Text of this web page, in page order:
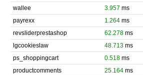
wallee
3.957 ms
payrexx
1.264ms
revsliderprestashop
62.278ms
lgcookieslaw
48.713ms
ps_shoppingcart
0.518ms
productcomments
25.164ms